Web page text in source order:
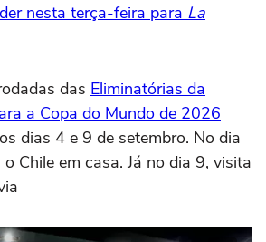
nesta terça-feira para La
das Eliminatórias da
a Copa do Mundo de 2026
dias 4 e 9 de setembro. No dia
Chile em casa. Já no dia 9, visita